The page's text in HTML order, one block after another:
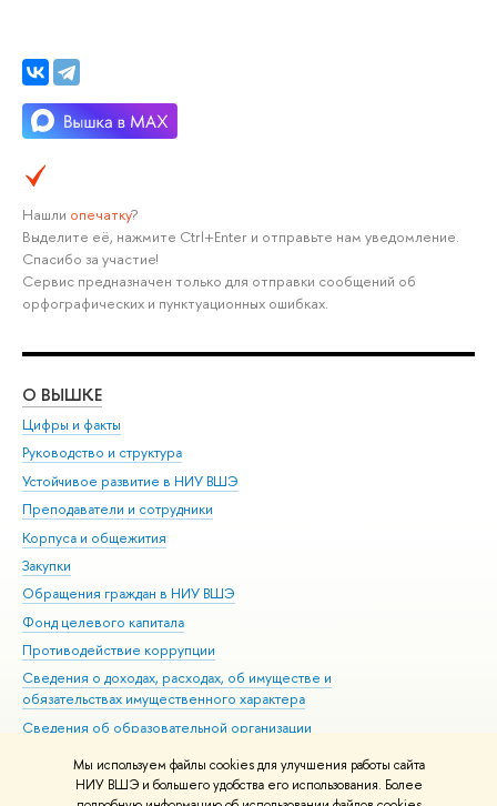
Мы используем файлы cookies для улучшения работы сайта
НИУ ВШЭ и большего удобства его использования. Более
Нашли опечатку?
Выделите её, нажмите Ctrl+Enter и отправьте нам уведомление.
Спасибо за участие!
Сервис предназначен только для отправки сообщений об
орфографических и пунктуационных ошибках.
О ВЫШКЕ
Цифры и факты
Руководство и структура
Устойчивое развитие в НИУ ВШЭ
Преподаватели и сотрудники
Корпуса и общежития
Закупки
Обращения граждан в НИУ ВШЭ
Фонд целевого капитала
Противодействие коррупции
Сведения о доходах, расходах, об имуществе и
обязательствах имущественного характера
Сведения об образовательной организации
Людям с ограниченными возможностями здоровья
Единая платежная страница